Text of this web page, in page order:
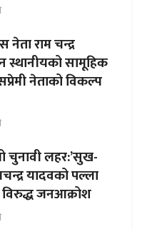
नेता राम चन्द्र
स्थानीयको सामूहिक
नेताको विकल्प
चुनावी लहर:’सुख-
यादवको पल्ला
विरुद्ध जनआक्रोश